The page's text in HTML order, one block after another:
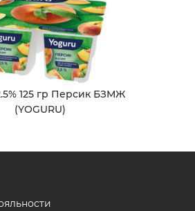
125 гр Персик БЗМЖ
(YOGURU)